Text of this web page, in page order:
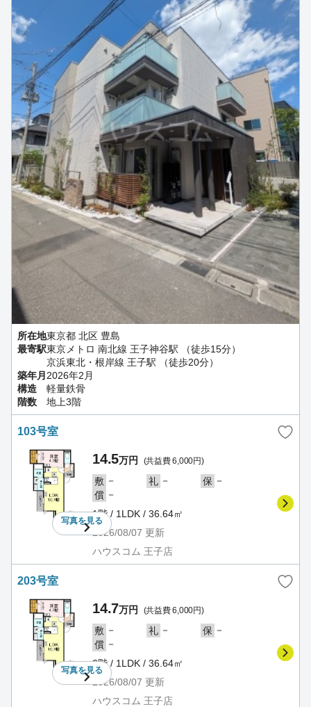
所在地東京都 北区 豊島
最寄駅東京メトロ 南北線 王子神谷駅 （徒歩15分）
京浜東北・根岸線 王子駅 （徒歩20分）
築年月2026年2月
構造
軽量鉄骨
階数
地上3階
103号室
写真を見る
14.5万円 (共益費 6,000円)
敷 － 礼 － 保 －
償 －
1階 / 1LDK / 36.64㎡
2026/08/07 更新
ハウスコム 王子店
203号室
写真を見る
14.7万円 (共益費 6,000円)
敷 － 礼 － 保 －
償 －
2階 / 1LDK / 36.64㎡
2026/08/07 更新
ハウスコム 王子店